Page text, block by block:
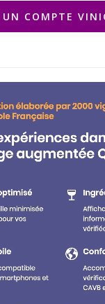
UN COMPTE